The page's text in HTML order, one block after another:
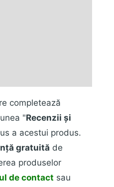
completează
"Recenzii și
a acestui produs.
gratuită de
produselor
de contact sau